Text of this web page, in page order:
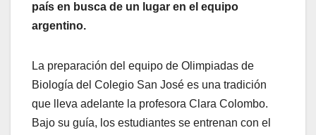
país en busca de un lugar en el equipo
argentino.
La preparación del equipo de Olimpiadas de
Biología del Colegio San José es una tradición
que lleva adelante la profesora Clara Colombo.
Bajo su guía, los estudiantes se entrenan con el